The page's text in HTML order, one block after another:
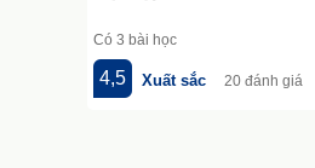
Có 3 bài học
4,5 Xuất sắc 20 đánh giá